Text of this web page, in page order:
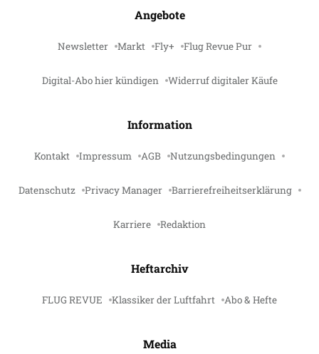
Angebote
Newsletter Markt Fly+ Flug Revue Pur
Digital-Abo hier kündigen Widerruf digitaler Käufe
Information
Kontakt Impressum AGB Nutzungsbedingungen
Datenschutz Privacy Manager Barrierefreiheitserklärung
Karriere Redaktion
Heftarchiv
FLUG REVUE Klassiker der Luftfahrt Abo & Hefte
Media